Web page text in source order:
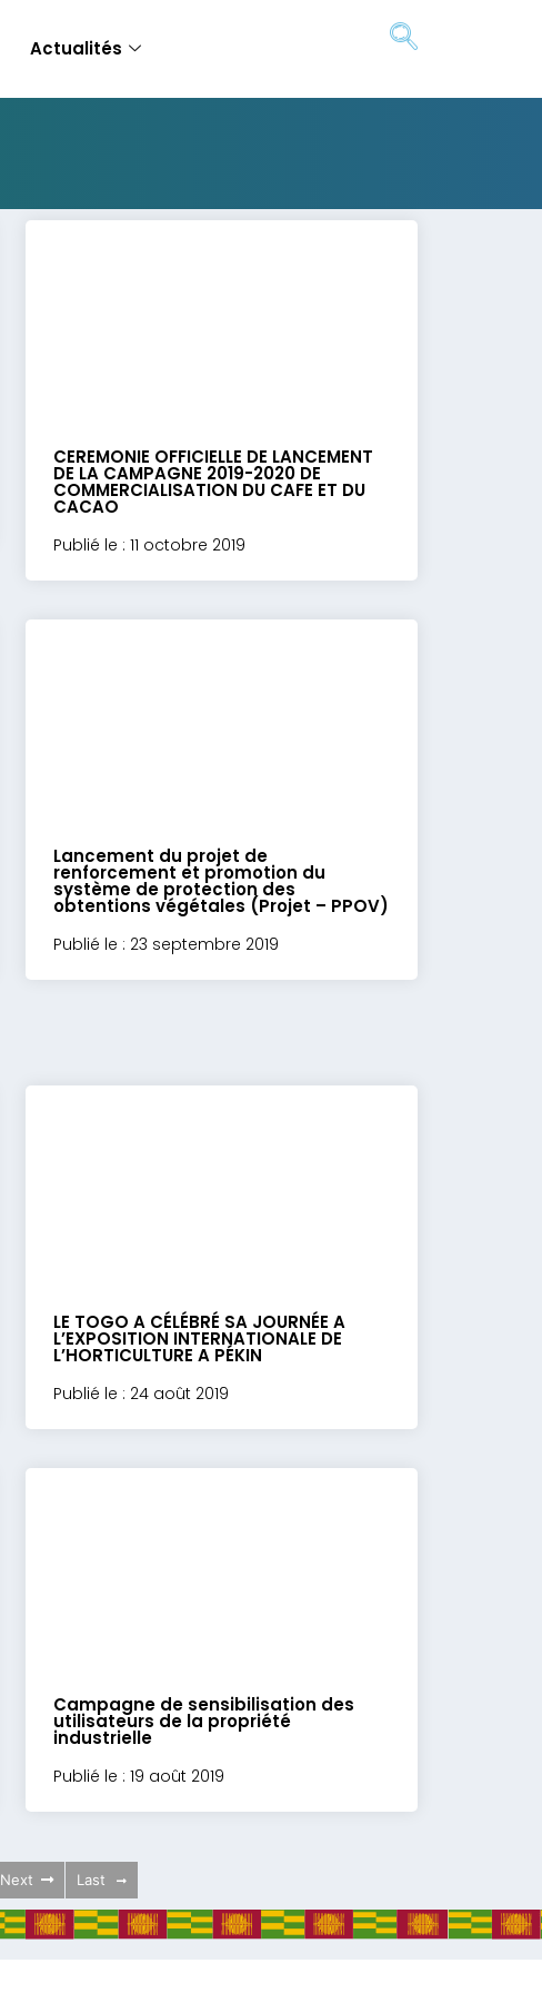
Actualités
CEREMONIE OFFICIELLE DE LANCEMENT
DE LA CAMPAGNE 2019-2020 DE
COMMERCIALISATION DU CAFE ET DU
CACAO
Publié le : 11 octobre 2019
Lancement du projet de
renforcement et promotion du
système de protection des
obtentions végétales (Projet – PPOV)
Publié le : 23 septembre 2019
LE TOGO A CÉLÉBRÉ SA JOURNÉE A
L’EXPOSITION INTERNATIONALE DE
L’HORTICULTURE A PÉKIN
Publié le : 24 août 2019
Campagne de sensibilisation des
utilisateurs de la propriété
industrielle
Publié le : 19 août 2019
Next Last